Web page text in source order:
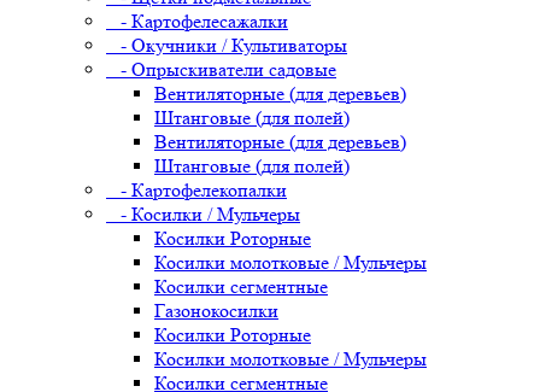
- Картофелесажалки
- Окучники / Культиваторы
- Опрыскиватели садовые
Вентиляторные (для деревьев)
Штанговые (для полей)
Вентиляторные (для деревьев)
Штанговые (для полей)
- Картофелекопалки
- Косилки / Мульчеры
Косилки Роторные
Косилки молотковые / Мульчеры
Косилки сегментные
Газонокосилки
Косилки Роторные
Косилки молотковые / Мульчеры
Косилки сегментные